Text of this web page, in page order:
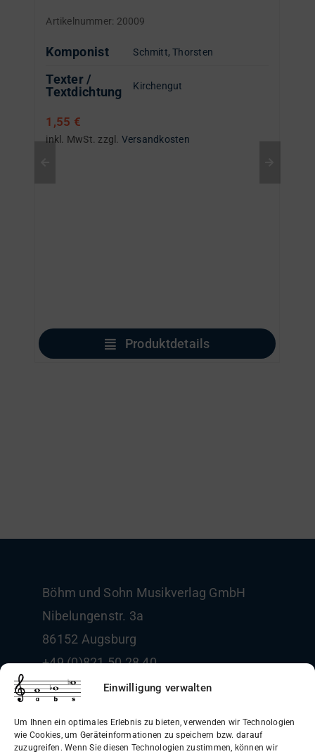
Einwilligung verwalten
Um Ihnen ein optimales Erlebnis zu bieten, verwenden wir Technologien
wie Cookies, um Geräteinformationen zu speichern bzw. darauf
zuzugreifen. Wenn Sie diesen Technologien zustimmen, können wir
Artikelnummer: 20009
Komponist Schmitt, Thorsten
Texter /
Textdichtung
Kirchengut
1,55 €
inkl. MwSt. zzgl. Versandkosten
Produktdetails
Böhm und Sohn Musikverlag GmbH
Nibelungenstr. 3a
86152 Augsburg
+49 (0)821 50 28 40
info@boehm-und-sohn.de